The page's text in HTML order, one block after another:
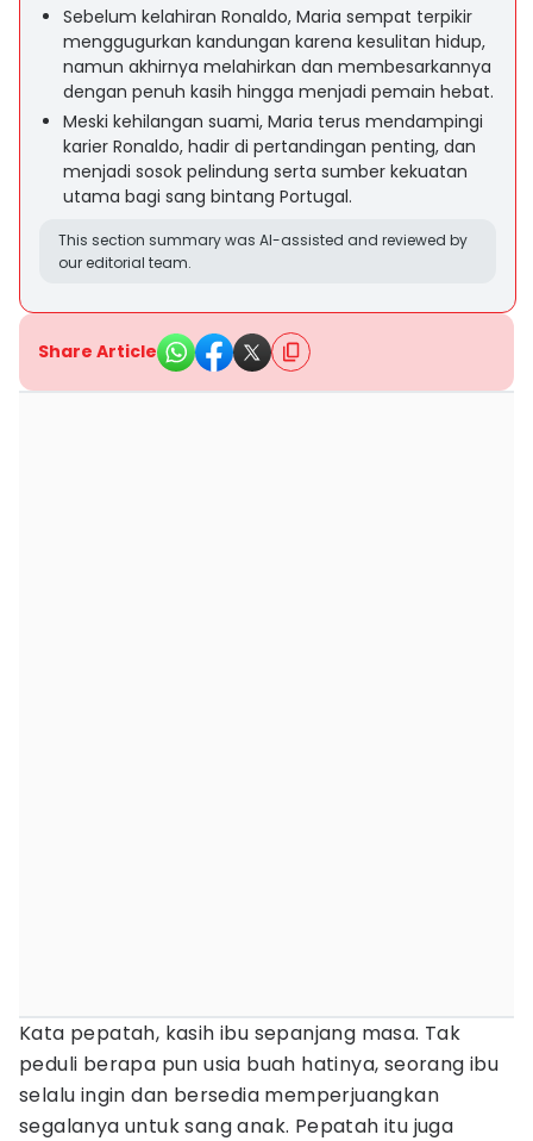
Sebelum kelahiran Ronaldo, Maria sempat terpikir
menggugurkan kandungan karena kesulitan hidup,
namun akhirnya melahirkan dan membesarkannya
dengan penuh kasih hingga menjadi pemain hebat.
Meski kehilangan suami, Maria terus mendampingi
karier Ronaldo, hadir di pertandingan penting, dan
menjadi sosok pelindung serta sumber kekuatan
utama bagi sang bintang Portugal.
This section summary was AI-assisted and reviewed by
our editorial team.
Share Article
Kata pepatah, kasih ibu sepanjang masa. Tak
peduli berapa pun usia buah hatinya, seorang ibu
selalu ingin dan bersedia memperjuangkan
segalanya untuk sang anak. Pepatah itu juga